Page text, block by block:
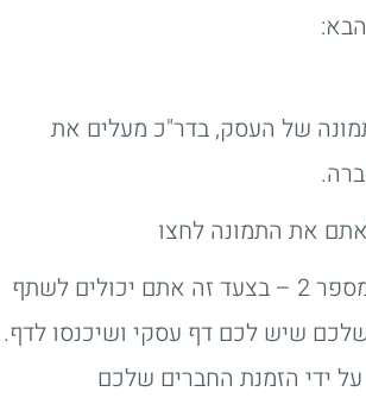
של העסק, בדר"כ מעלים את
את התמונה לחצו
עברנו לצעד מספר 2 – בצעד זה אתם יכולים לשתף
שיש לכם דף עסקי ושיכנסו לדף.
ידי הזמנת החברים שלכם